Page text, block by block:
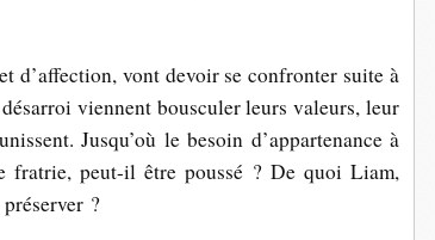
d’affection, vont devoir se confronter suite à
viennent bousculer leurs valeurs, leur
Jusqu’où le besoin d’appartenance à
fratrie, peut-il être poussé ? De quoi Liam,
?